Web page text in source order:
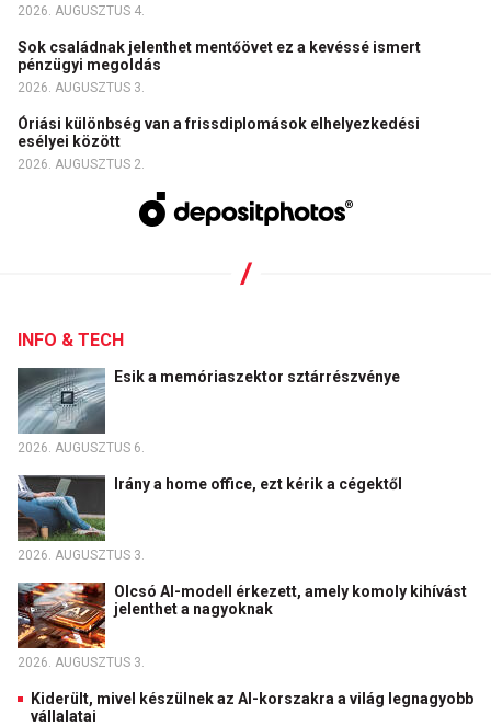
2026. AUGUSZTUS 4.
Sok családnak jelenthet mentőövet ez a kevéssé ismert
pénzügyi megoldás
2026. AUGUSZTUS 3.
Óriási különbség van a frissdiplomások elhelyezkedési
esélyei között
2026. AUGUSZTUS 2.
INFO & TECH
Esik a memóriaszektor sztárrészvénye
2026. AUGUSZTUS 6.
Irány a home office, ezt kérik a cégektől
2026. AUGUSZTUS 3.
Olcsó AI-modell érkezett, amely komoly kihívást
jelenthet a nagyoknak
2026. AUGUSZTUS 3.
Kiderült, mivel készülnek az AI-korszakra a világ legnagyobb
vállalatai